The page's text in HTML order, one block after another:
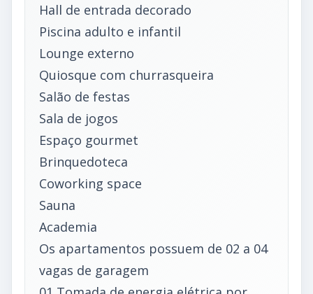
Hall de entrada decorado
Piscina adulto e infantil
Lounge externo
Quiosque com churrasqueira
Salão de festas
Sala de jogos
Espaço gourmet
Brinquedoteca
Coworking space
Sauna
Academia
Os apartamentos possuem de 02 a 04
vagas de garagem